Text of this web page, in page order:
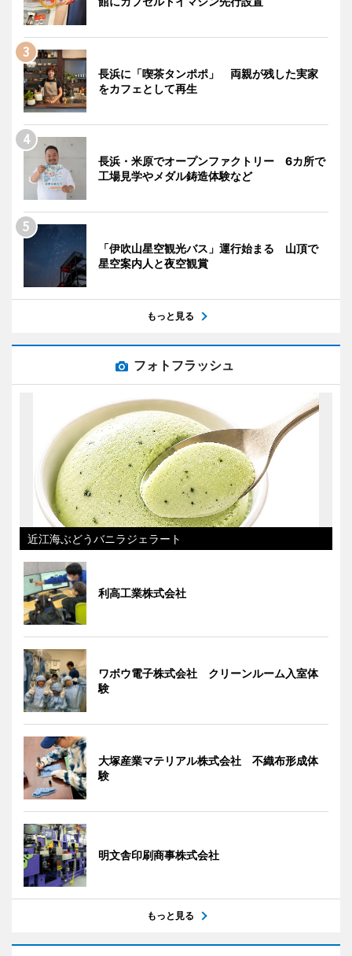
長浜に「喫茶タンポポ」 両親が残した実家
をカフェとして再生
長浜・米原でオープンファクトリー 6カ所で
工場見学やメダル鋳造体験など
「伊吹山星空観光バス」運行始まる 山頂で
星空案内人と夜空観賞
もっと見る
フォトフラッシュ
近江海ぶどうバニラジェラート
利高工業株式会社
ワボウ電子株式会社 クリーンルーム入室体
験
大塚産業マテリアル株式会社 不織布形成体
験
明文舎印刷商事株式会社
もっと見る